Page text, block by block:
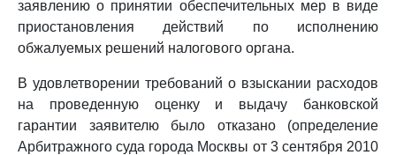
заявлению о принятии обеспечительных мер в виде
приостановления действий по исполнению
обжалуемых решений налогового органа.
В удовлетворении требований о взыскании расходов
на проведенную оценку и выдачу банковской
гарантии заявителю было отказано (определение
Арбитражного суда города Москвы от 3 сентября 2010